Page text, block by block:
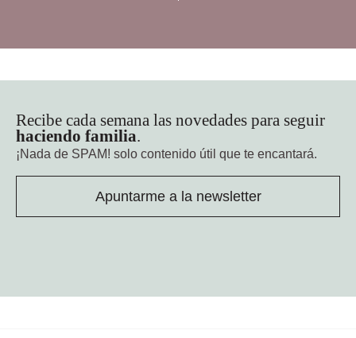
Recibe cada semana las novedades para seguir
haciendo familia.
¡Nada de SPAM! solo contenido útil que te encantará.
Apuntarme a la newsletter